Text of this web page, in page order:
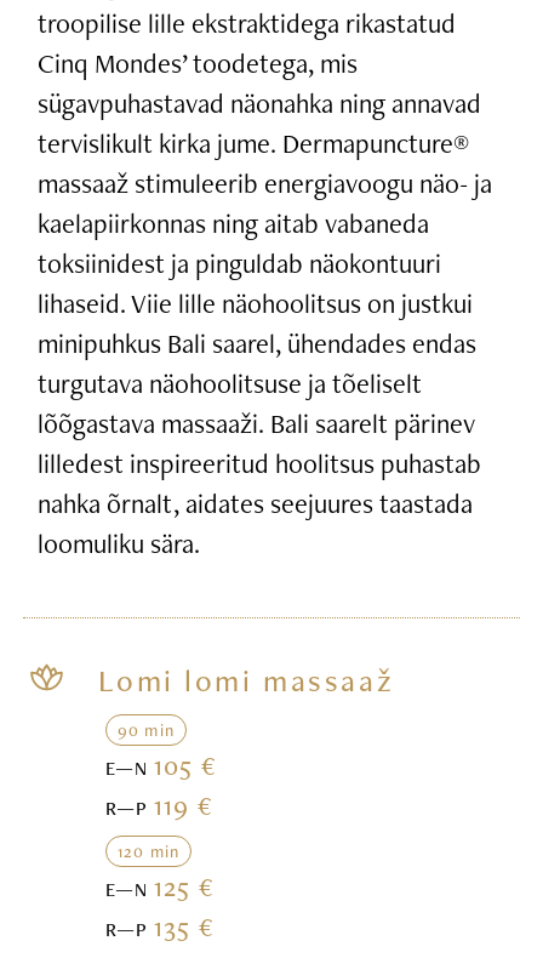
troopilise lille ekstraktidega rikastatud
Cinq Mondes’ toodetega, mis
sügavpuhastavad näonahka ning annavad
tervislikult kirka jume. Dermapuncture®
massaaž stimuleerib energiavoogu näo- ja
kaelapiirkonnas ning aitab vabaneda
toksiinidest ja pinguldab näokontuuri
lihaseid. Viie lille näohoolitsus on justkui
minipuhkus Bali saarel, ühendades endas
turgutava näohoolitsuse ja tõeliselt
lõõgastava massaaži. Bali saarelt pärinev
lilledest inspireeritud hoolitsus puhastab
nahka õrnalt, aidates seejuures taastada
loomuliku sära.
Lomi lomi massaaž
90 min
E—N105 €
R—P119 €
120 min
E—N125 €
R—P135 €